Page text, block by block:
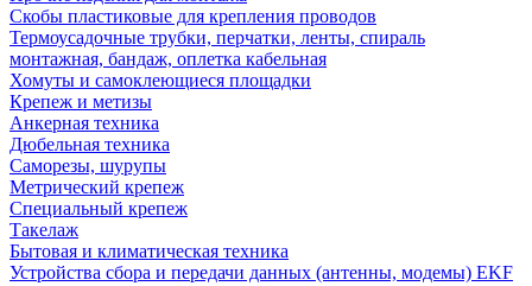
Скобы пластиковые для крепления проводов
Термоусадочные трубки, перчатки, ленты, спираль
монтажная, бандаж, оплетка кабельная
Хомуты и самоклеющиеся площадки
Крепеж и метизы
Анкерная техника
Дюбельная техника
Саморезы, шурупы
Метрический крепеж
Специальный крепеж
Такелаж
Бытовая и климатическая техника
Устройства сбора и передачи данных (антенны, модемы) EKF